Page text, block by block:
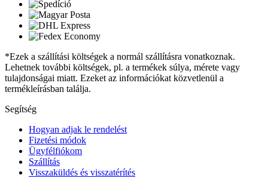
*Ezek a szállítási költségek a normál szállításra vonatkoznak.
Lehetnek további költségek, pl. a termékek súlya, mérete vagy
tulajdonságai miatt. Ezeket az információkat közvetlenül a
termékleírásban találja.
Segítség
Hogyan adjak le rendelést
Fizetési módok
Ügyfélfiókom
Szállítás
Visszaküldés és visszatérítés